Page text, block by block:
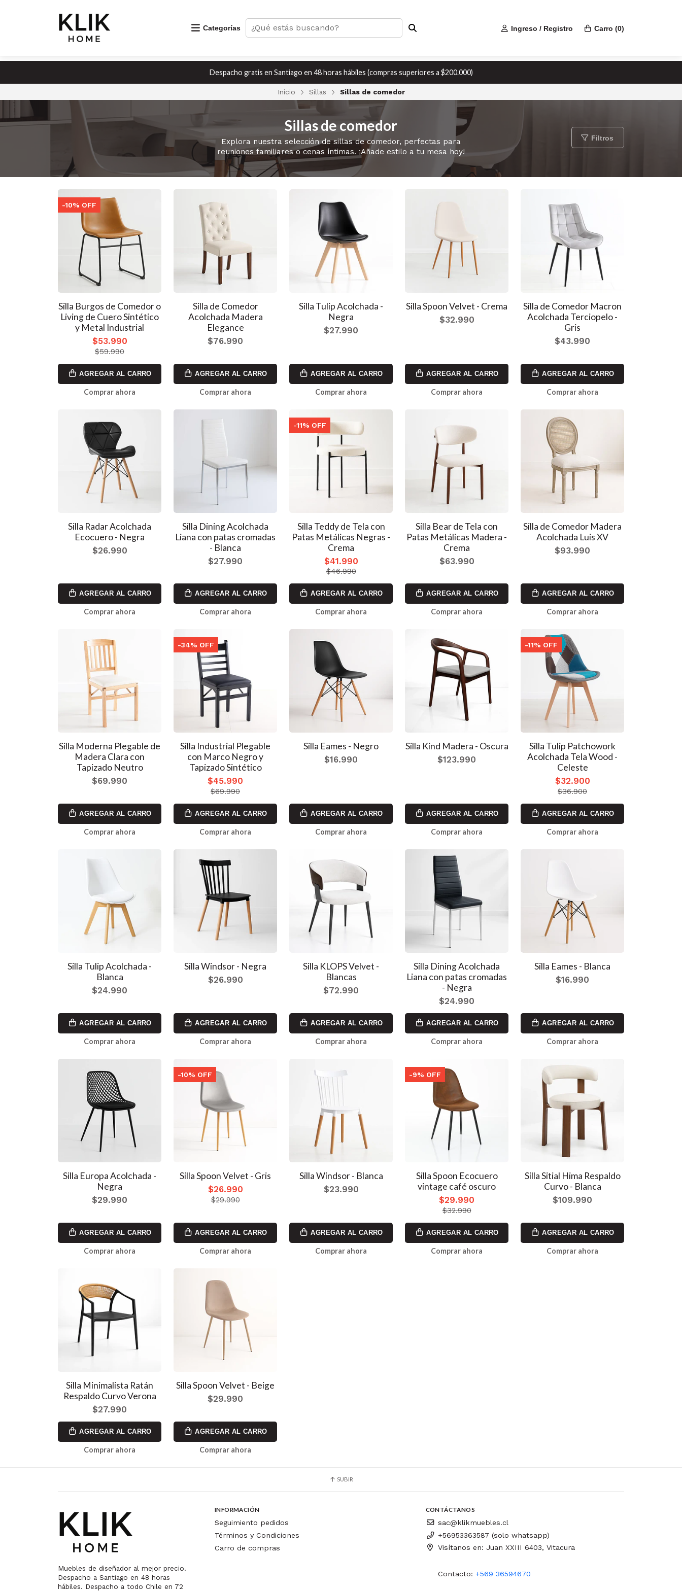
Categorías Ingreso / Registro Carro (0)
Despacho gratis en Santiago en 48 horas hábiles (compras superiores a $200.000)
Inicio Sillas Sillas de comedor
Sillas de comedor
Explora nuestra selección de sillas de comedor, perfectas para
reuniones familiares o cenas íntimas. ¡Añade estilo a tu mesa hoy!
Filtros
-10% OFF
Silla Burgos de Comedor o
Living de Cuero Sintético
y Metal Industrial
$53.990
$59.990
AGREGAR AL CARRO
Comprar ahora
Silla de Comedor
Acolchada Madera
Elegance
$76.990
AGREGAR AL CARRO
Comprar ahora
Silla Tulip Acolchada -
Negra
$27.990
AGREGAR AL CARRO
Comprar ahora
Silla Spoon Velvet - Crema
$32.990
AGREGAR AL CARRO
Comprar ahora
Silla de Comedor Macron
Acolchada Terciopelo -
Gris
$43.990
AGREGAR AL CARRO
Comprar ahora
Silla Radar Acolchada
Ecocuero - Negra
$26.990
AGREGAR AL CARRO
Comprar ahora
Silla Dining Acolchada
Liana con patas cromadas
- Blanca
$27.990
AGREGAR AL CARRO
Comprar ahora
-11% OFF
Silla Teddy de Tela con
Patas Metálicas Negras -
Crema
$41.990
$46.990
AGREGAR AL CARRO
Comprar ahora
Silla Bear de Tela con
Patas Metálicas Madera -
Crema
$63.990
AGREGAR AL CARRO
Comprar ahora
Silla de Comedor Madera
Acolchada Luis XV
$93.990
AGREGAR AL CARRO
Comprar ahora
Silla Moderna Plegable de
Madera Clara con
Tapizado Neutro
$69.990
AGREGAR AL CARRO
Comprar ahora
-34% OFF
Silla Industrial Plegable
con Marco Negro y
Tapizado Sintético
$45.990
$69.990
AGREGAR AL CARRO
Comprar ahora
Silla Eames - Negro
$16.990
AGREGAR AL CARRO
Comprar ahora
Silla Kind Madera - Oscura
$123.990
AGREGAR AL CARRO
Comprar ahora
-11% OFF
Silla Tulip Patchowork
Acolchada Tela Wood -
Celeste
$32.900
$36.900
AGREGAR AL CARRO
Comprar ahora
Silla Tulip Acolchada -
Blanca
$24.990
AGREGAR AL CARRO
Comprar ahora
Silla Windsor - Negra
$26.990
AGREGAR AL CARRO
Comprar ahora
Silla KLOPS Velvet -
Blancas
$72.990
AGREGAR AL CARRO
Comprar ahora
Silla Dining Acolchada
Liana con patas cromadas
- Negra
$24.990
AGREGAR AL CARRO
Comprar ahora
Silla Eames - Blanca
$16.990
AGREGAR AL CARRO
Comprar ahora
Silla Europa Acolchada -
Negra
$29.990
AGREGAR AL CARRO
Comprar ahora
-10% OFF
Silla Spoon Velvet - Gris
$26.990
$29.990
AGREGAR AL CARRO
Comprar ahora
Silla Windsor - Blanca
$23.990
AGREGAR AL CARRO
Comprar ahora
-9% OFF
Silla Spoon Ecocuero
vintage café oscuro
$29.990
$32.990
AGREGAR AL CARRO
Comprar ahora
Silla Sitial Hima Respaldo
Curvo - Blanca
$109.990
AGREGAR AL CARRO
Comprar ahora
Silla Minimalista Ratán
Respaldo Curvo Verona
$27.990
AGREGAR AL CARRO
Comprar ahora
Silla Spoon Velvet - Beige
$29.990
AGREGAR AL CARRO
Comprar ahora
SUBIR
Muebles de diseñador al mejor precio.
Despacho a Santiago en 48 horas
hábiles. Despacho a todo Chile en 72
INFORMACIÓN
Seguimiento pedidos
Términos y Condiciones
Carro de compras
CONTÁCTANOS
sac@klikmuebles.cl
+56953363587 (solo whatsapp)
Visítanos en: Juan XXIII 6403, Vitacura
Contacto: +569 36594670